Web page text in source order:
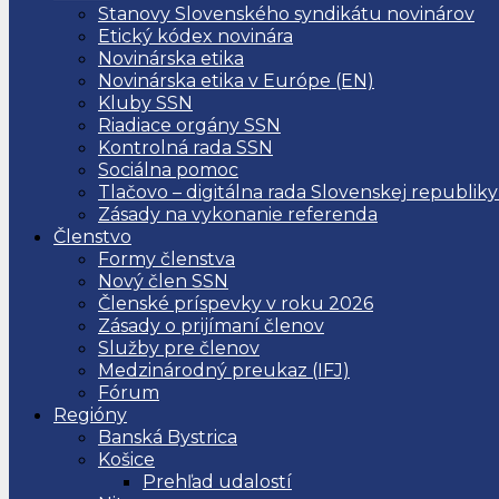
Stanovy Slovenského syndikátu novinárov
Etický kódex novinára
Novinárska etika
Novinárska etika v Európe (EN)
Kluby SSN
Riadiace orgány SSN
Kontrolná rada SSN
Sociálna pomoc
Tlačovo – digitálna rada Slovenskej republiky
Zásady na vykonanie referenda
Členstvo
Formy členstva
Nový člen SSN
Členské príspevky v roku 2026
Zásady o prijímaní členov
Služby pre členov
Medzinárodný preukaz (IFJ)
Fórum
Regióny
Banská Bystrica
Košice
Prehľad udalostí